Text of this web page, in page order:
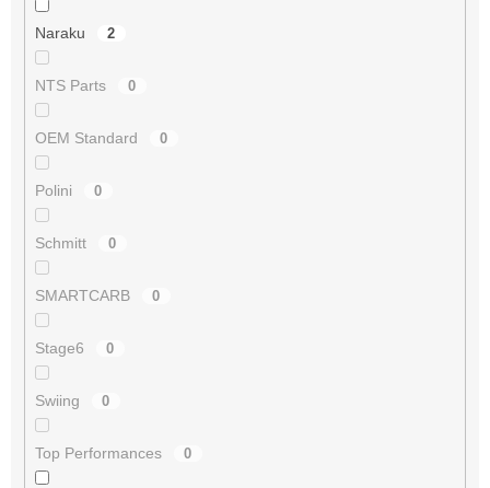
Naraku 2
NTS Parts 0
OEM Standard 0
Polini 0
Schmitt 0
SMARTCARB 0
Stage6 0
Swiing 0
Top Performances 0